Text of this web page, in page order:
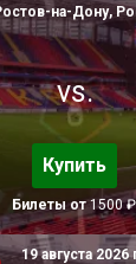
на-Дону,
vs.
Купить
Билеты от1500 ₽
19 августа 2026